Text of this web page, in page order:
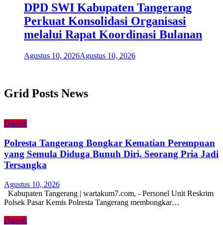
DPD SWI Kabupaten Tangerang
Perkuat Konsolidasi Organisasi
melalui Rapat Koordinasi Bulanan
Agustus 10, 2026Agustus 10, 2026
Grid Posts News
Daerah
Polresta Tangerang Bongkar Kematian Perempuan
yang Semula Diduga Bunuh Diri, Seorang Pria Jadi
Tersangka
Agustus 10, 2026
Kabupaten Tangerang | wartakum7.com, - Personel Unit Reskrim
Polsek Pasar Kemis Polresta Tangerang membongkar…
Daerah